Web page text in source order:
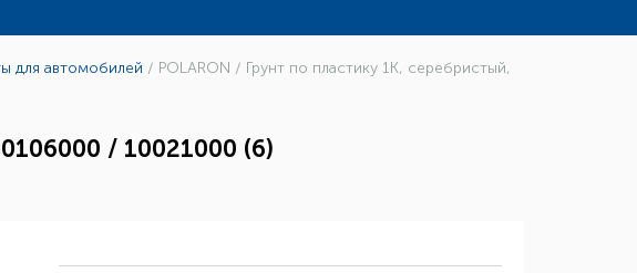
для автомобилей / POLARON / Грунт по пластику 1К, серебристый,
/ 10021000 (6)